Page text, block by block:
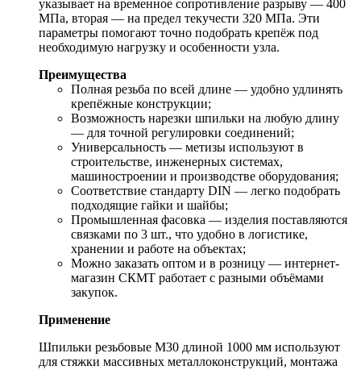
указывает на временное сопротивление разрыву — 400
МПа, вторая — на предел текучести 320 МПа. Эти
параметры помогают точно подобрать крепёж под
необходимую нагрузку и особенности узла.
Преимущества
Полная резьба по всей длине — удобно удлинять
крепёжные конструкции;
Возможность нарезки шпильки на любую длину
— для точной регулировки соединений;
Универсальность — метизы используют в
строительстве, инженерных системах,
машиностроении и производстве оборудования;
Соответствие стандарту DIN — легко подобрать
подходящие гайки и шайбы;
Промышленная фасовка — изделия поставляются
связками по 3 шт., что удобно в логистике,
хранении и работе на объектах;
Можно заказать оптом и в розницу — интернет-
магазин СКМТ работает с разными объёмами
закупок.
Применение
Шпильки резьбовые М30 длиной 1000 мм используют
для стяжки массивных металлоконструкций, монтажа